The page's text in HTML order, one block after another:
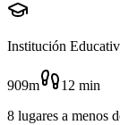
Institución
909m 12 min
8 lugares a menos